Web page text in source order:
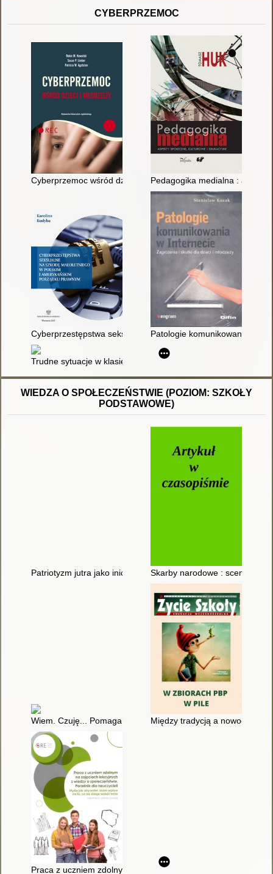
CYBERPRZEMOC
Cyberprzemoc wśród dzieci i młodzieżyPedagogika medialna :
Cyberprzestępstwa seksualne na szkodę małoletniego w
Patologie komunikowania w
Trudne sytuacje w klasie szkolnej : identyfikacja, propozycje
WIEDZA O SPOŁECZEŃSTWIE (POZIOM: SZKOŁY
PODSTAWOWE)
Patriotyzm jutra jako inicjatywa edukacyjnaSkarby narodowe : scenariusz
Wiem. Czuję... Pomagam! : inspiracje do zajęć z dziećmi i
Między tradycją a
Praca z uczniem zdolnym na zajęciach lekcyjnych z wiedzy o